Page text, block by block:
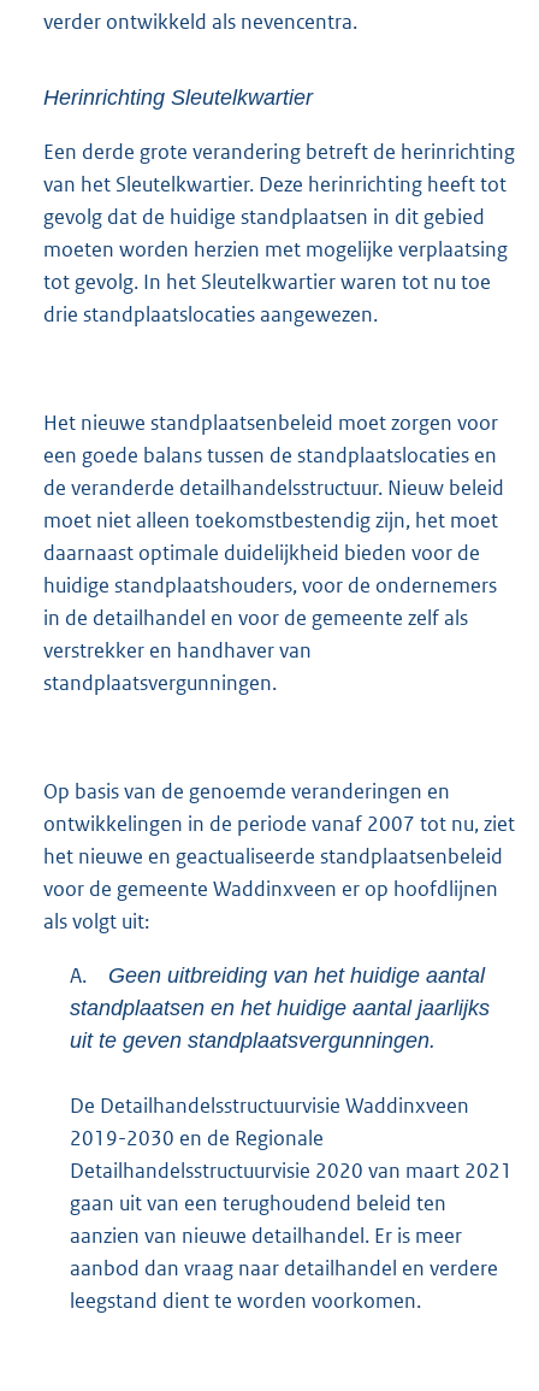
verder ontwikkeld als nevencentra.
Herinrichting Sleutelkwartier
Een derde grote verandering betreft de herinrichting
van het Sleutelkwartier. Deze herinrichting heeft tot
gevolg dat de huidige standplaatsen in dit gebied
moeten worden herzien met mogelijke verplaatsing
tot gevolg. In het Sleutelkwartier waren tot nu toe
drie standplaatslocaties aangewezen.
Het nieuwe standplaatsenbeleid moet zorgen voor
een goede balans tussen de standplaatslocaties en
de veranderde detailhandelsstructuur. Nieuw beleid
moet niet alleen toekomstbestendig zijn, het moet
daarnaast optimale duidelijkheid bieden voor de
huidige standplaatshouders, voor de ondernemers
in de detailhandel en voor de gemeente zelf als
verstrekker en handhaver van
standplaatsvergunningen.
Op basis van de genoemde veranderingen en
ontwikkelingen in de periode vanaf 2007 tot nu, ziet
het nieuwe en geactualiseerde standplaatsenbeleid
voor de gemeente Waddinxveen er op hoofdlijnen
als volgt uit:
A.
Geen uitbreiding van het huidige aantal
standplaatsen en het huidige aantal jaarlijks
uit te geven standplaatsvergunningen.
De Detailhandelsstructuurvisie Waddinxveen
2019-2030 en de Regionale
Detailhandelsstructuurvisie 2020 van maart 2021
gaan uit van een terughoudend beleid ten
aanzien van nieuwe detailhandel. Er is meer
aanbod dan vraag naar detailhandel en verdere
leegstand dient te worden voorkomen.